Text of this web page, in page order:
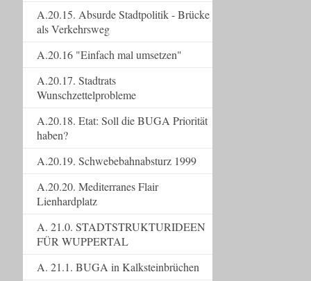
A.20.15. Absurde Stadtpolitik - Brücke
als Verkehrsweg
A.20.16 "Einfach mal umsetzen"
A.20.17. Stadtrats
Wunschzettelprobleme
A.20.18. Etat: Soll die BUGA Priorität
haben?
A.20.19. Schwebebahnabsturz 1999
A.20.20. Mediterranes Flair
Lienhardplatz
A. 21.0. STADTSTRUKTURIDEEN
FÜR WUPPERTAL
A. 21.1. BUGA in Kalksteinbrüchen